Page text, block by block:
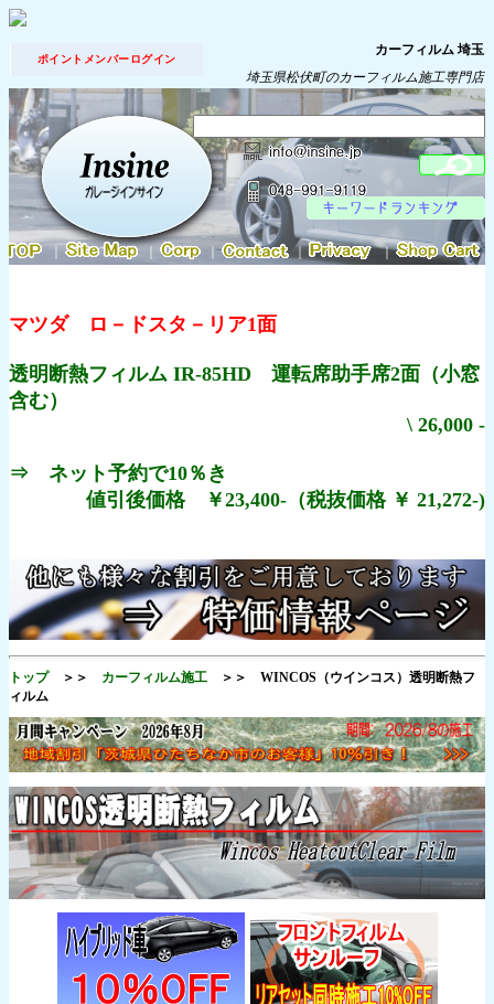
ポイントメンバーログイン
カーフィルム 埼玉
埼玉県松伏町のカーフィルム施工専門店
｜ ｜ ｜
マツダ ロ－ドスタ－リア1面
透明断熱フィルム IR-85HD 運転席助手席2面（小窓
含む）
\ 26,000 -
⇒ ネット予約で10％き
値引後価格 ￥23,400-（税抜価格 ￥ 21,272-)
トップ＞＞ カーフィルム施工 ＞＞ WINCOS（ウインコス）透明断熱フ
ィルム